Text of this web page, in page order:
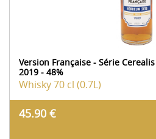
Version Française - Série
2019 - 48%
Whisky70 cl (0.7L)
45.90 €